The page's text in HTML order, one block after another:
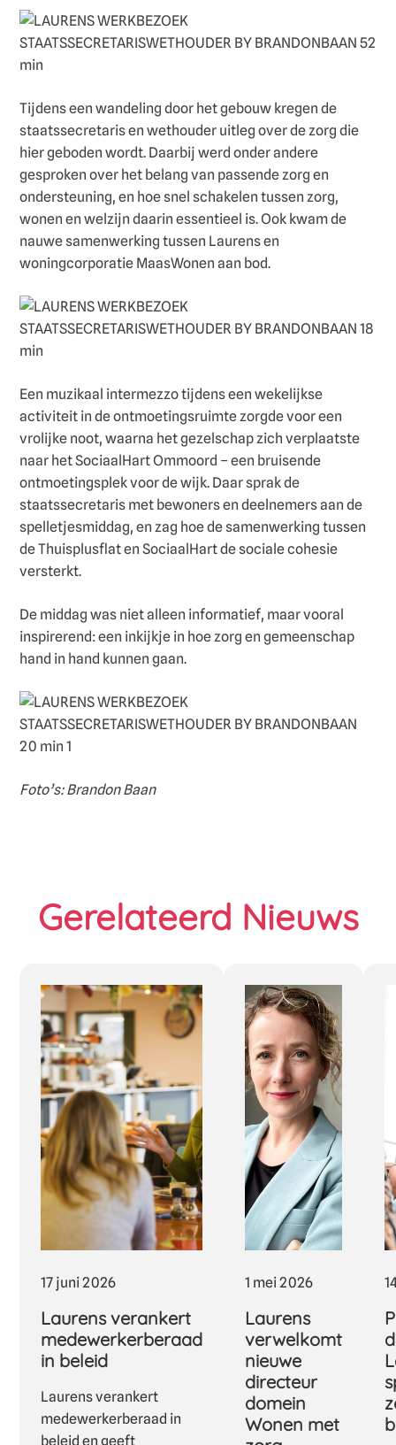
Tijdens een wandeling door het gebouw kregen de
staatssecretaris en wethouder uitleg over de zorg die
hier geboden wordt. Daarbij werd onder andere
gesproken over het belang van passende zorg en
ondersteuning, en hoe snel schakelen tussen zorg,
wonen en welzijn daarin essentieel is. Ook kwam de
nauwe samenwerking tussen Laurens en
woningcorporatie MaasWonen aan bod.
Een muzikaal intermezzo tijdens een wekelijkse
activiteit in de ontmoetingsruimte zorgde voor een
vrolijke noot, waarna het gezelschap zich verplaatste
naar het SociaalHart Ommoord – een bruisende
ontmoetingsplek voor de wijk. Daar sprak de
staatssecretaris met bewoners en deelnemers aan de
spelletjesmiddag, en zag hoe de samenwerking tussen
de Thuisplusflat en SociaalHart de sociale cohesie
versterkt.
De middag was niet alleen informatief, maar vooral
inspirerend: een inkijkje in hoe zorg en gemeenschap
hand in hand kunnen gaan.
Foto’s: Brandon Baan
Gerelateerd Nieuws
17 juni 2026
Laurens verankert
medewerkerberaad
in beleid
Laurens verankert
medewerkerberaad in
beleid en geeft
1 mei 2026
Laurens
verwelkomt
nieuwe
directeur
domein
Wonen met